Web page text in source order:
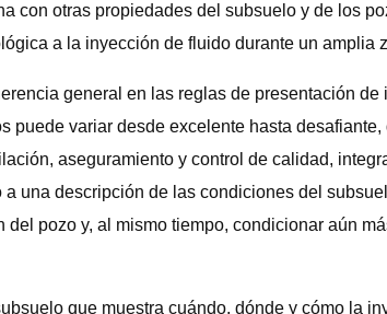
con otras propiedades del subsuelo y de los
a la inyección de fluido durante un amplia
general en las reglas de presentación
variar desde excelente hasta
aseguramiento y control de calidad,
una descripción de las condiciones del
pozo y, al mismo tiempo, condicionar aún
que muestra cuándo, dónde y cómo la